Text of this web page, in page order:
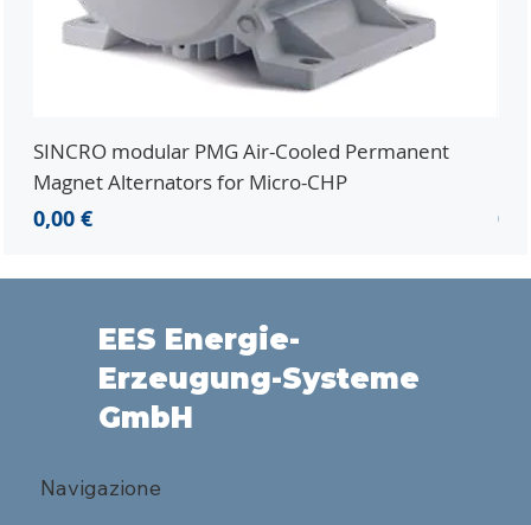
SINCRO modular PMG Air-Cooled Permanent
Magnet Alternators for Micro-CHP
Prezzo
0,00 €
EES Energie-
Erzeugung-Systeme
GmbH
Navigazione